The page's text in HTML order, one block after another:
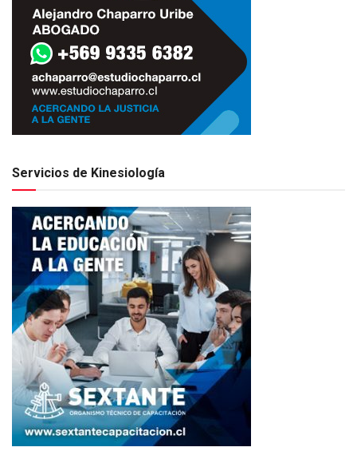
Servicios de Kinesiología